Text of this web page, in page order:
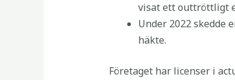
visat ett outtröttligt
Under 2022 skedde
häkte.
Företaget har licenser i